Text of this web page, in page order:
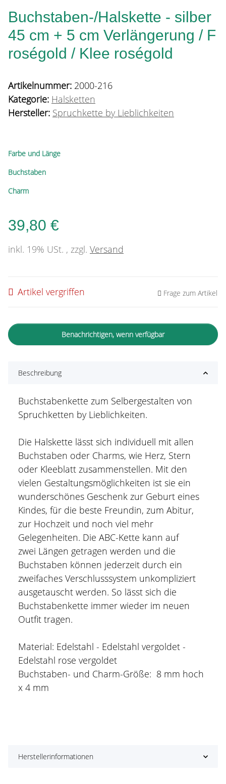
Buchstaben-/Halskette - silber
45 cm + 5 cm Verlängerung / F
roségold / Klee roségold
Artikelnummer: 2000-216
Kategorie: Halsketten
Hersteller: Spruchkette by Lieblichkeiten
Farbe und Länge
Buchstaben
Charm
39,80 €
inkl. 19% USt. , zzgl. Versand
Artikel vergriffen Frage zum Artikel
Benachrichtigen, wenn verfügbar
Beschreibung
Buchstabenkette zum Selbergestalten von
Spruchketten by Lieblichkeiten.
Die Halskette lässt sich individuell mit allen
Buchstaben oder Charms, wie Herz, Stern
oder Kleeblatt zusammenstellen. Mit den
vielen Gestaltungsmöglichkeiten ist sie ein
wunderschönes Geschenk zur Geburt eines
Kindes, für die beste Freundin, zum Abitur,
zur Hochzeit und noch viel mehr
Gelegenheiten. Die ABC-Kette kann auf
zwei Längen getragen werden und die
Buchstaben können jederzeit durch ein
zweifaches Verschlusssystem unkompliziert
ausgetauscht werden. So lässt sich die
Buchstabenkette immer wieder im neuen
Outfit tragen.
Material: Edelstahl - Edelstahl vergoldet -
Edelstahl rose vergoldet
Buchstaben- und Charm-Größe: 8 mm hoch
x 4 mm
Herstellerinformationen